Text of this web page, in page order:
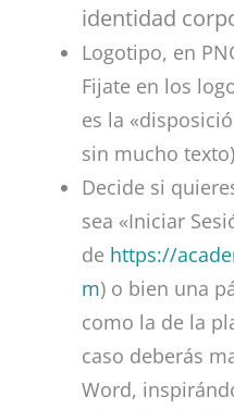
identidad
Logotipo, en
Fijate en los
es la
sin mucho
Decide si
sea «Iniciar
de https://
m) o bien una
como la de la
caso deberás
Word,